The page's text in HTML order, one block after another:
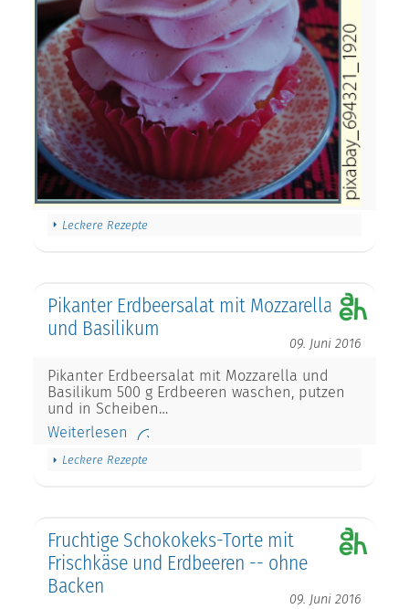
Leckere Rezepte
Pikanter Erdbeersalat mit Mozzarella
und Basilikum
09. Juni 2016
Pikanter Erdbeersalat mit Mozzarella und
Basilikum 500 g Erdbeeren waschen, putzen
und in Scheiben…
Weiterlesen
Leckere Rezepte
Fruchtige Schokokeks-Torte mit
Frischkäse und Erdbeeren -- ohne
Backen
09. Juni 2016